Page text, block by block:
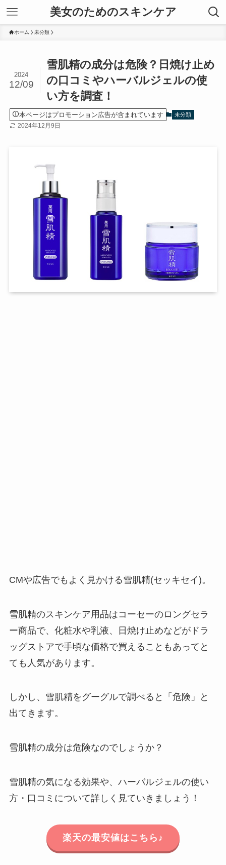
美女のためのスキンケア
ホーム 未分類
雪肌精の成分は危険？日焼け止め
の口コミやハーバルジェルの使
い方を調査！
2024
12/09
本ページはプロモーション広告が含まれています 未分類
2024年12月9日
CMや広告でもよく見かける雪肌精(セッキセイ)。
雪肌精のスキンケア用品はコーセーのロングセラ
ー商品で、化粧水や乳液、日焼け止めなどがドラ
ッグストアで手頃な価格で買えることもあってと
ても人気があります。
しかし、雪肌精をグーグルで調べると「危険」と
出てきます。
雪肌精の成分は危険なのでしょうか？
雪肌精の気になる効果や、ハーバルジェルの使い
方・口コミについて詳しく見ていきましょう！
楽天の最安値はこちら♪